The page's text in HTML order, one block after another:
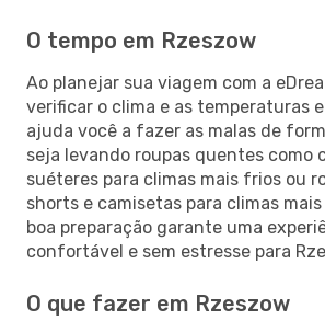
O tempo em Rzeszow
Ao planejar sua viagem com a
verificar o clima e as temperaturas
ajuda você a fazer as malas de
seja levando roupas quentes como
suéteres para climas mais frios ou
shorts e camisetas para climas
boa preparação garante uma
confortável e sem estresse para
O que fazer em Rzeszow